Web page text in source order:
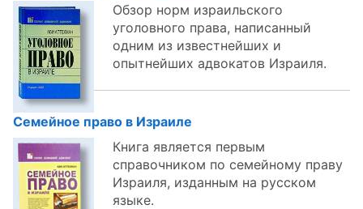
Обзор норм израильского
уголовного права, написанный
одним из известнейших и
опытнейших адвокатов Израиля.
Семейное право в Израиле
Книга является первым
справочником по семейному праву
Израиля, изданным на русском
языке.